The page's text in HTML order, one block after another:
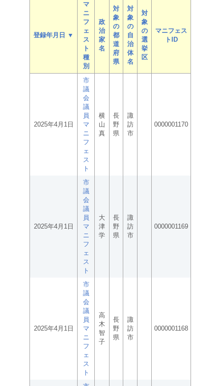
登録年月日 ▼
マ
ニ
フ
ェ
ス
ト
種
別
政
治
家
名
対
象
の
都
道
府
県
対
象
の
自
治
体
名
対
象
の
選
挙
区
マニフェス
トID
2025年4月1日
市
議
会
議
員
マ
ニ
フ
ェ
ス
ト
横
山
真
長
野
県
諏
訪
市
0000001170
2025年4月1日
市
議
会
議
員
マ
ニ
フ
ェ
ス
ト
大
津
学
長
野
県
諏
訪
市
0000001169
2025年4月1日
市
議
会
議
員
マ
ニ
フ
ェ
ス
ト
高
木
智
子
長
野
県
諏
訪
市
0000001168